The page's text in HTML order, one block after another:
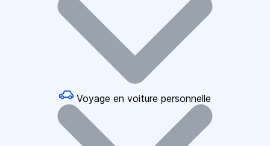
Voyage en voiture personnelle